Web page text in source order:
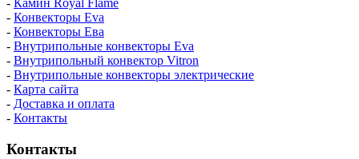
- Камин Royal Flame
- Конвекторы Eva
- Конвекторы Ева
- Внутрипольные конвекторы Eva
- Внутрипольный конвектор Vitron
- Внутрипольные конвекторы электрические
- Карта сайта
- Доставка и оплата
- Контакты
Контакты